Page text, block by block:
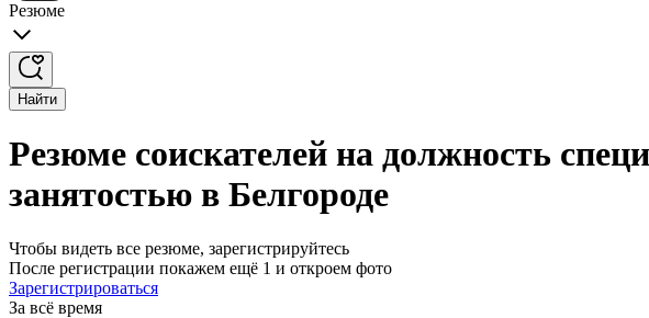
Резюме
Найти
Резюме соискателей на должность
занятостью в Белгороде
Чтобы видеть все резюме, зарегистрируйтесь
После регистрации покажем ещё 1 и откроем фото
Зарегистрироваться
За всё время